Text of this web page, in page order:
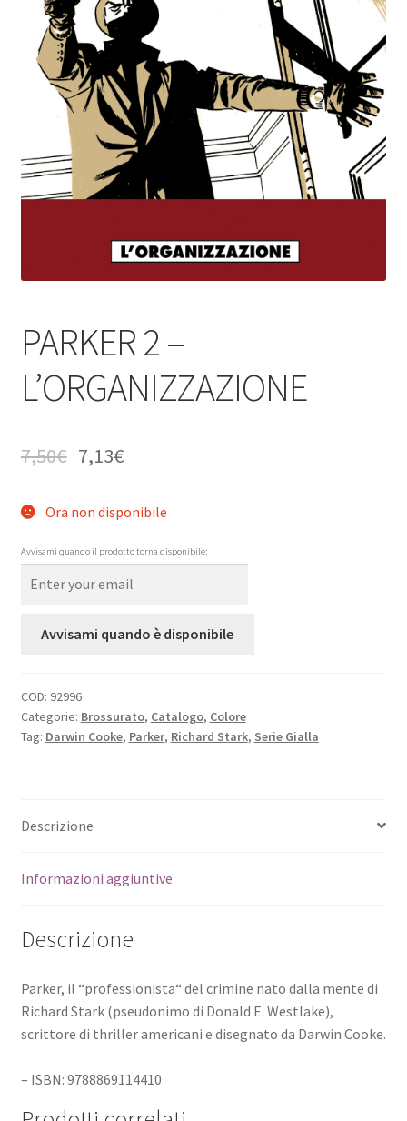
PARKER 2 –
L’ORGANIZZAZIONE
7,50€ 7,13€
Ora non disponibile
Avvisami quando il prodotto torna disponibile:
Avvisami quando è disponibile
COD: 92996
Categorie: Brossurato, Catalogo, Colore
Tag: Darwin Cooke, Parker, Richard Stark, Serie Gialla
Descrizione
Informazioni aggiuntive
Descrizione
Parker, il “professionista“ del crimine nato dalla mente di
Richard Stark (pseudonimo di Donald E. Westlake),
scrittore di thriller americani e disegnato da Darwin Cooke.
– ISBN: 9788869114410